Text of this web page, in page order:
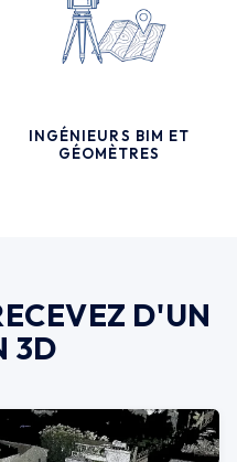
INGÉNIEURS BIM ET
GÉOMÈTRES
D'UN
3D